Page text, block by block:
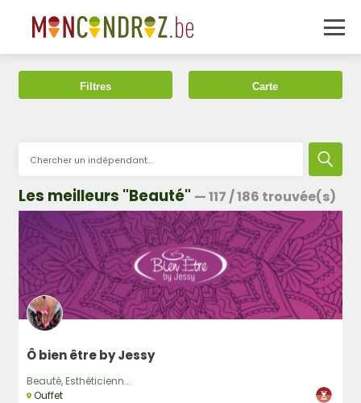
Filtres Carte
Les meilleurs "Beauté" —117/186 trouvée(s)
Ô bien être by Jessy
Beauté, Esthéticienn...
Ouffet